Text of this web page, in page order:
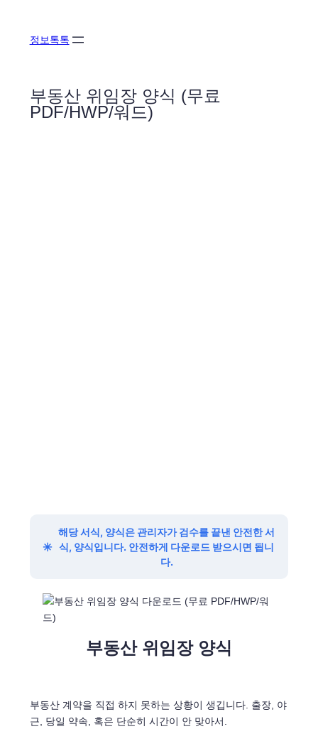
정보톡톡
부동산 위임장 양식 (무료
PDF/HWP/워드)
✳
해당 서식, 양식은 관리자가 검수를 끝낸 안전한 서
식, 양식입니다. 안전하게 다운로드 받으시면 됩니
다.
부동산 위임장 양식
부동산 계약을 직접 하지 못하는 상황이 생깁니다. 출장, 야
근, 당일 약속, 혹은 단순히 시간이 안 맞아서.